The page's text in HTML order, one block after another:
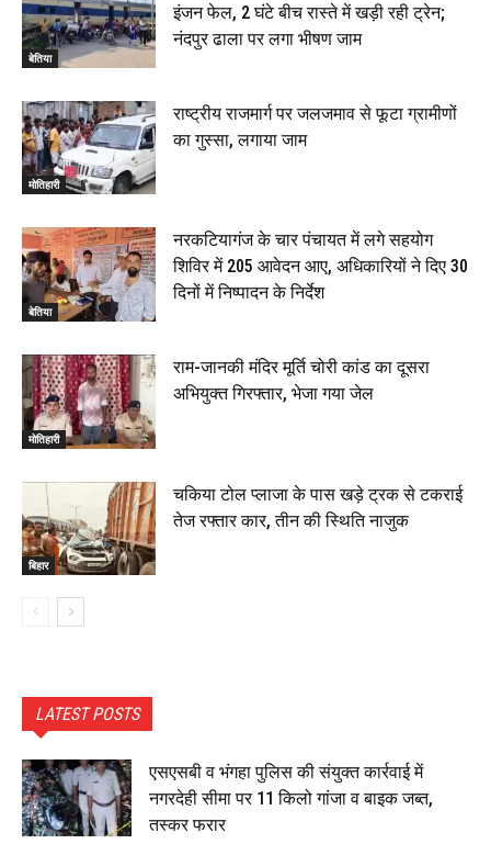
बेतिया
इंजन फेल, 2 घंटे बीच रास्ते में खड़ी रही ट्रेन;
नंदपुर ढाला पर लगा भीषण जाम
मोतिहारी
राष्ट्रीय राजमार्ग पर जलजमाव से फूटा ग्रामीणों
का गुस्सा, लगाया जाम
बेतिया
नरकटियागंज के चार पंचायत में लगे सहयोग
शिविर में 205 आवेदन आए, अधिकारियों ने दिए 30
दिनों में निष्पादन के निर्देश
मोतिहारी
राम-जानकी मंदिर मूर्ति चोरी कांड का दूसरा
अभियुक्त गिरफ्तार, भेजा गया जेल
बिहार
चकिया टोल प्लाजा के पास खड़े ट्रक से टकराई
तेज रफ्तार कार, तीन की स्थिति नाजुक
LATEST POSTS
एसएसबी व भंगहा पुलिस की संयुक्त कार्रवाई में
नगरदेही सीमा पर 11 किलो गांजा व बाइक जब्त,
तस्कर फरार